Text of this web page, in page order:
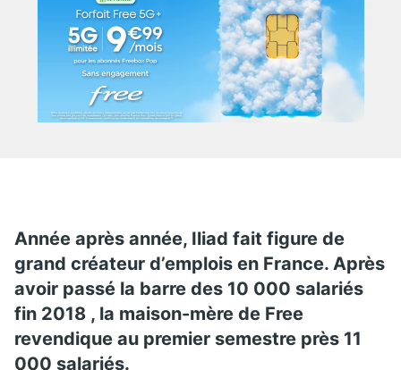
Année après année, Iliad fait figure de
grand créateur d’emplois en France. Après
avoir passé la barre des 10 000 salariés
fin 2018 , la maison-mère de Free
revendique au premier semestre près 11
000 salariés.